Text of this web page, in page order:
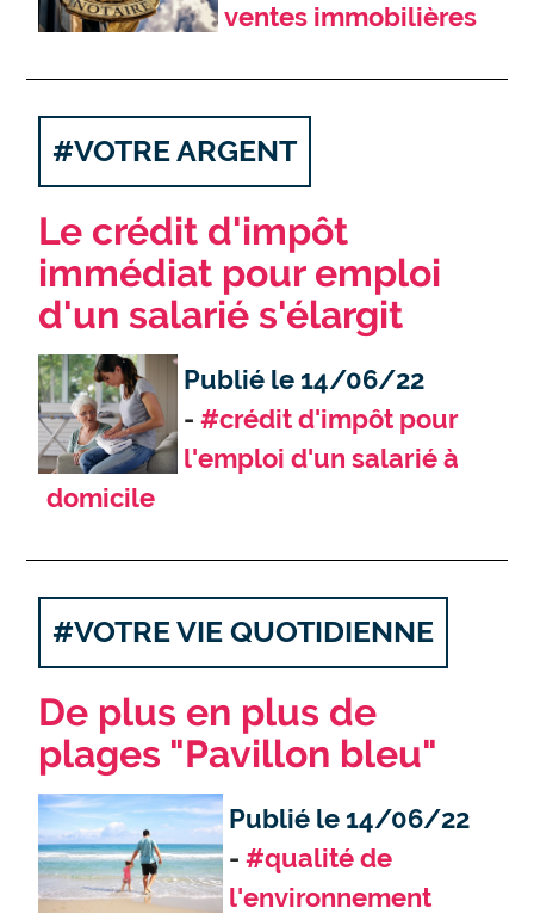
ventes immobilières
#VOTRE ARGENT
Le crédit d'impôt
immédiat pour emploi
d'un salarié s'élargit
Publié le 14/06/22
#crédit d'impôt pour
l'emploi d'un salarié à
domicile
#VOTRE VIE QUOTIDIENNE
De plus en plus de
plages "Pavillon bleu"
Publié le 14/06/22
#qualité de
l'environnement